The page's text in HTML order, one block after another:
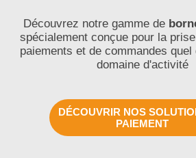
Découvrez notre gamme de
spécialement conçue pour la
paiements et de commandes
domaine d'activité
DÉCOUVRIR NOS
PAIEMENT